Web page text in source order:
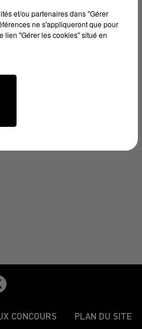
CONCOURS PLAN DU SITE
et/ou partenaires dans "Gérer
ne s'appliqueront que pour
lien "Gérer les cookies" situé en